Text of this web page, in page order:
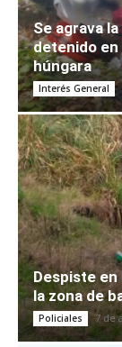
Se agrava
detenido en
húngara
Interés General
Despiste en
la zona de
Policiales 7 de